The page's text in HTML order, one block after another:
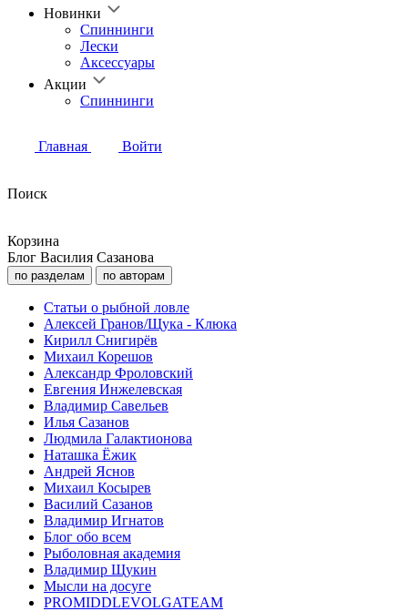
Новинки
Спиннинги
Лески
Аксессуары
Акции
Спиннинги
Главная Войти
Поиск
Корзина
Блог Василия Сазанова
по разделам по авторам
Статьи о рыбной ловле
Алексей Гранов/Щука - Клюка
Кирилл Снигирёв
Михаил Корешов
Александр Фроловский
Евгения Инжелевская
Владимир Савельев
Илья Сазанов
Людмила Галактионова
Наташка Ёжик
Андрей Яснов
Михаил Косырев
Василий Сазанов
Владимир Игнатов
Блог обо всем
Рыболовная академия
Владимир Щукин
Мысли на досуге
PROMIDDLEVOLGATEAM